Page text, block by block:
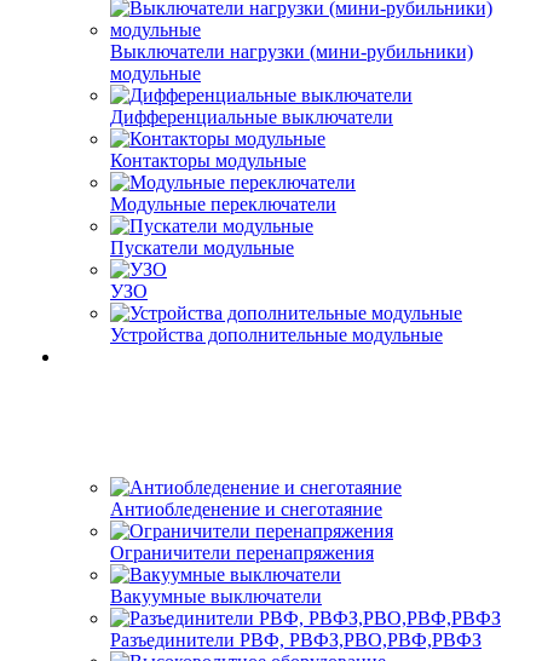
Выключатели нагрузки (мини-рубильники)
модульные
Дифференциальные выключатели
Контакторы модульные
Модульные переключатели
Пускатели модульные
УЗО
Устройства дополнительные модульные
Антиобледенение и снеготаяние
Ограничители перенапряжения
Вакуумные выключатели
Разъединители РВФ, РВФЗ,РВО,РВФ,РВФЗ